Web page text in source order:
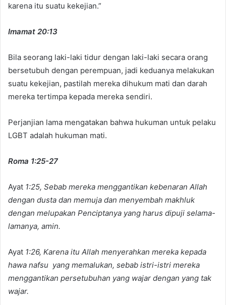
karena itu suatu kekejian.”
Imamat 20:13
Bila seorang laki-laki tidur dengan laki-laki secara orang
bersetubuh dengan perempuan, jadi keduanya melakukan
suatu kekejian, pastilah mereka dihukum mati dan darah
mereka tertimpa kepada mereka sendiri.
Perjanjian lama mengatakan bahwa hukuman untuk pelaku
LGBT adalah hukuman mati.
Roma 1:25-27
Ayat 1:25, Sebab mereka menggantikan kebenaran Allah
dengan dusta dan memuja dan menyembah makhluk
dengan melupakan Penciptanya yang harus dipuji selama-
lamanya, amin.
Ayat 1:26, Karena itu Allah menyerahkan mereka kepada
hawa nafsu yang memalukan, sebab istri-istri mereka
menggantikan persetubuhan yang wajar dengan yang tak
wajar.